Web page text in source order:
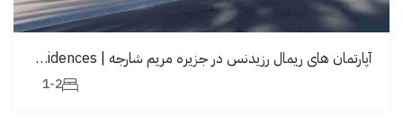
آپارتمان های ریمال رزیدنس در جزیرە مریم شارجه | Rimal Residences
1-2